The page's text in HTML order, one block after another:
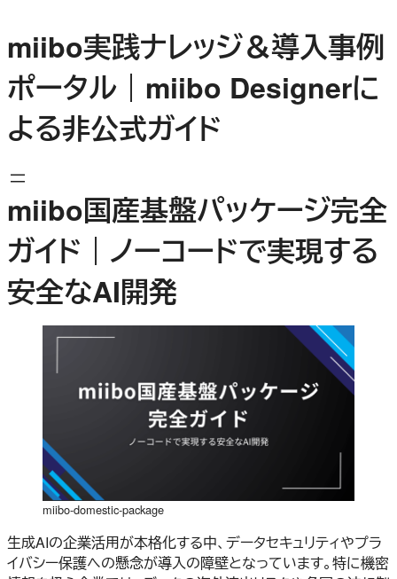
を
ス
キ
プ
miibo実践ナレッジ＆導入事例
ポータル｜miibo Designerに
よる非公式ガイド
miibo国産基盤パッケージ完全
ガイド｜ノーコードで実現する
安全なAI開発
miibo-domestic-package
生成AIの企業活用が本格化する中、データセキュリティやプラ
イバシー保護への懸念が導入の障壁となっています。特に機密